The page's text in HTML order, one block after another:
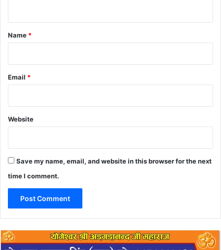
*
Name *
Email *
Website
Save my name, email, and website in this browser for the next
time I comment.